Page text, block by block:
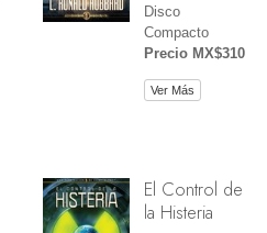
Disco
Compacto
Precio MX$310
Ver Más
El Control de
la Histeria